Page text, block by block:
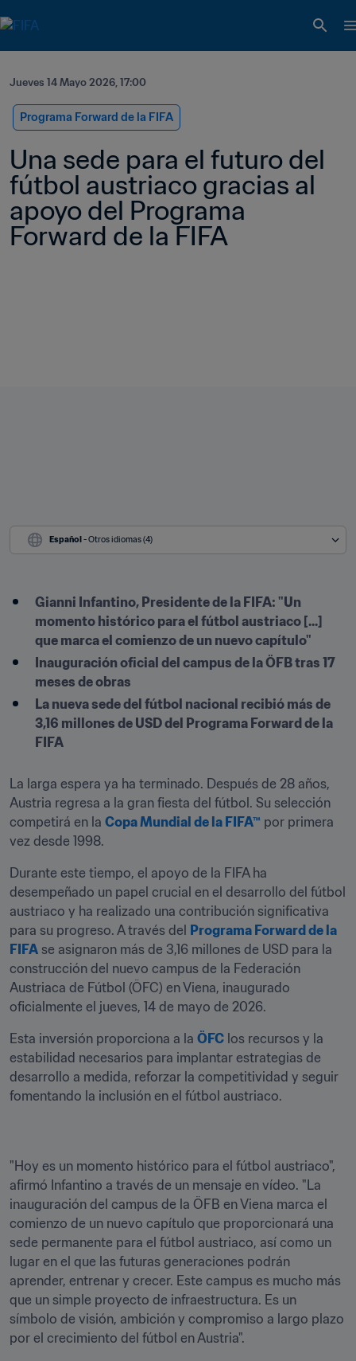
Jueves 14 Mayo 2026, 17:00
Programa Forward de la FIFA
Una sede para el futuro del
fútbol austriaco gracias al
apoyo del Programa
Forward de la FIFA
Español - Otros idiomas (4)
Gianni Infantino, Presidente de la FIFA: "Un
momento histórico para el fútbol austriaco [...]
que marca el comienzo de un nuevo capítulo"
Inauguración oficial del campus de la ÖFB tras 17
meses de obras
La nueva sede del fútbol nacional recibió más de
3,16 millones de USD del Programa Forward de la
FIFA
La larga espera ya ha terminado. Después de 28 años,
Austria regresa a la gran fiesta del fútbol. Su selección
competirá en la Copa Mundial de la FIFA™ por primera
vez desde 1998.
Durante este tiempo, el apoyo de la FIFA ha
desempeñado un papel crucial en el desarrollo del fútbol
austriaco y ha realizado una contribución significativa
para su progreso. A través del
Programa Forward de la
FIFA se asignaron más de 3,16 millones de USD para la
construcción del nuevo campus de la Federación
Austriaca de Fútbol (ÖFC) en Viena, inaugurado
oficialmente el jueves, 14 de mayo de 2026.
Esta inversión proporciona a la ÖFC los recursos y la
estabilidad necesarios para implantar estrategias de
desarrollo a medida, reforzar la competitividad y seguir
fomentando la inclusión en el fútbol austriaco.
"Hoy es un momento histórico para el fútbol austriaco",
afirmó Infantino a través de un mensaje en vídeo. "La
inauguración del campus de la ÖFB en Viena marca el
comienzo de un nuevo capítulo que proporcionará una
sede permanente para el fútbol austriaco, así como un
lugar en el que las futuras generaciones podrán
aprender, entrenar y crecer. Este campus es mucho más
que un simple proyecto de infraestructura. Es un
símbolo de visión, ambición y compromiso a largo plazo
por el crecimiento del fútbol en Austria".